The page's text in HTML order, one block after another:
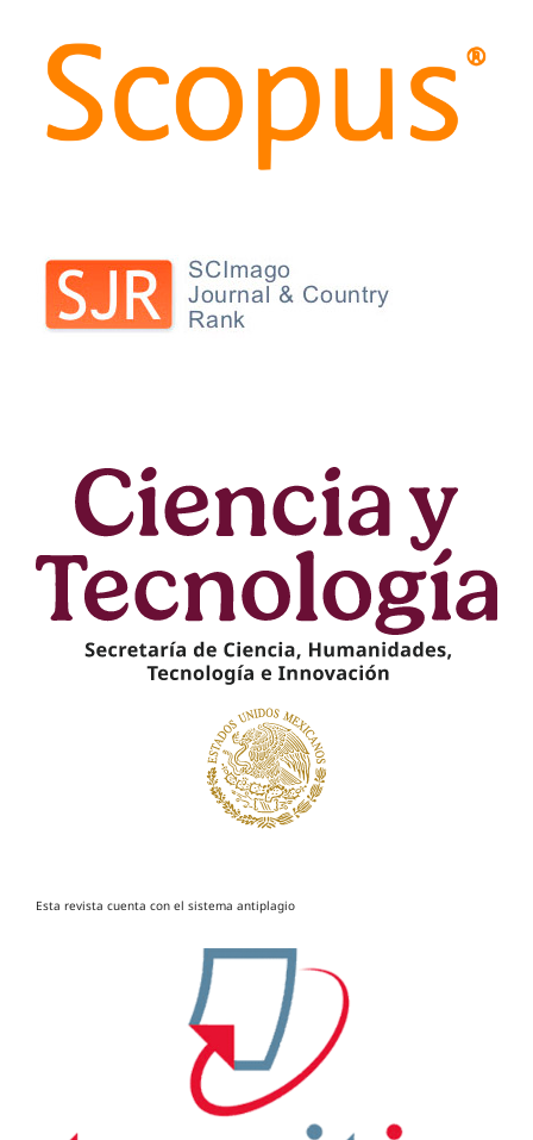
Esta revista cuenta con el sistema antiplagio